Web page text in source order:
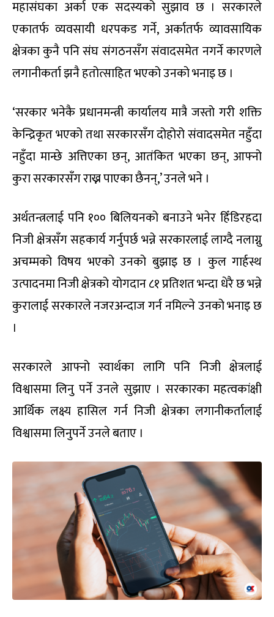
महासंघका अर्का एक सदस्यको सुझाव छ । सरकारले
एकातर्फ व्यवसायी धरपकड गर्ने, अर्कातर्फ व्यावसायिक
क्षेत्रका कुनै पनि संघ संगठनसँग संवादसमेत नगर्ने कारणले
लगानीकर्ता झनै हतोत्साहित भएको उनको भनाइ छ ।
‘सरकार भनेकै प्रधानमन्त्री कार्यालय मात्रै जस्तो गरी शक्ति
केन्द्रिकृत भएको तथा सरकारसँग दोहोरो संवादसमेत नहुँदा
नहुँदा मान्छे अत्तिएका छन्, आतंकित भएका छन्, आफ्नो
कुरा सरकारसँग राख्न पाएका छैनन्,’ उनले भने ।
अर्थतन्त्रलाई पनि १०० बिलियनको बनाउने भनेर हिँडिरहदा
निजी क्षेत्रसँग सहकार्य गर्नुपर्छ भन्ने सरकारलाई लाग्दै नलाग्नु
अचम्मको विषय भएको उनको बुझाइ छ । कुल गार्हस्थ
उत्पादनमा निजी क्षेत्रको योगदान ८१ प्रतिशत भन्दा धेरै छ भन्ने
कुरालाई सरकारले नजरअन्दाज गर्न नमिल्ने उनको भनाइ छ
।
सरकारले आफ्नो स्वार्थका लागि पनि निजी क्षेत्रलाई
विश्वासमा लिनु पर्ने उनले सुझाए । सरकारका महत्वकांक्षी
आर्थिक लक्ष्य हासिल गर्न निजी क्षेत्रका लगानीकर्तालाई
विश्वासमा लिनुपर्ने उनले बताए ।